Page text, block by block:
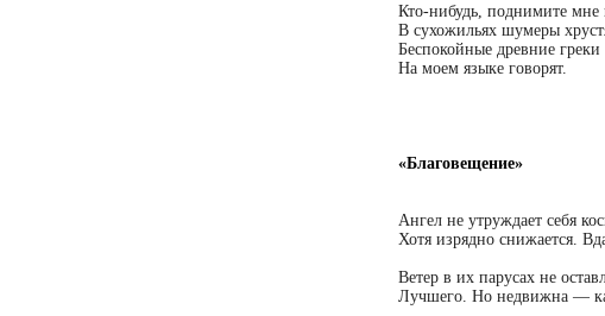
Кто-нибудь, поднимите мне
В сухожильях шумеры
Беспокойные древние греки
На моем языке говорят.
«Благовещение»
Ангел не утруждает себя
Хотя изрядно снижается.
Ветер в их парусах не
Лучшего. Но недвижна —